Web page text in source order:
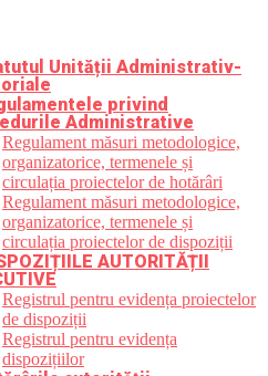
Unității Administrativ-
privind
Administrative
Regulament măsuri metodologice,
organizatorice, termenele și
circulația proiectelor de hotărâri
Regulament măsuri metodologice,
organizatorice, termenele și
circulația proiectelor de dispoziții
AUTORITĂȚII
Registrul pentru evidența proiectelor
de dispoziții
Registrul pentru evidența
dispozițiilor